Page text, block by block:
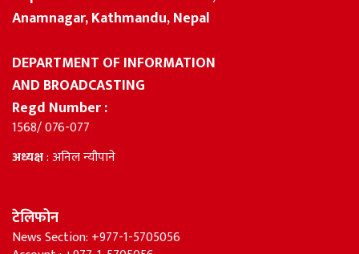
Anamnagar, Kathmandu, Nepal
DEPARTMENT OF INFORMATION
AND BROADCASTING
Regd Number :
1568/ 076-077
अध्यक्ष: अनिल न्यौपाने
टेलिफोन
News Section: +977-1-5705056